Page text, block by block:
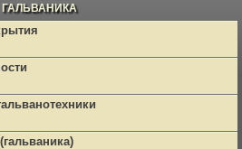
ГАЛЬВАНИКА